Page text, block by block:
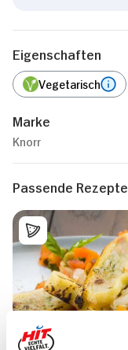
Eigenschaften
Vegetarisch
Marke
Knorr
Passende Rezepte